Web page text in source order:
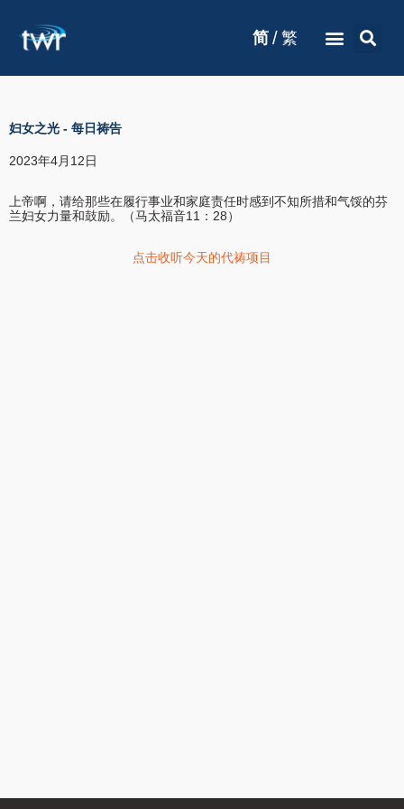
简 / 繁
妇女之光 - 每日祷告
2023年4月12日
上帝啊，请给那些在履行事业和家庭责任时感到不知所措和气馁的芬
兰妇女力量和鼓励。（马太福音11：28）
点击收听今天的代祷项目